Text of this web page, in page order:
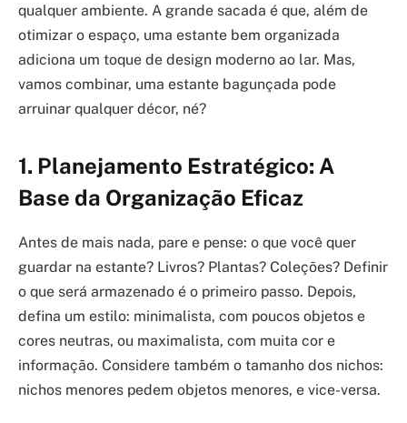
qualquer ambiente. A grande sacada é que, além de
otimizar o espaço, uma estante bem organizada
adiciona um toque de design moderno ao lar. Mas,
vamos combinar, uma estante bagunçada pode
arruinar qualquer décor, né?
1. Planejamento Estratégico: A
Base da Organização Eficaz
Antes de mais nada, pare e pense: o que você quer
guardar na estante? Livros? Plantas? Coleções? Definir
o que será armazenado é o primeiro passo. Depois,
defina um estilo: minimalista, com poucos objetos e
cores neutras, ou maximalista, com muita cor e
informação. Considere também o tamanho dos nichos:
nichos menores pedem objetos menores, e vice-versa.